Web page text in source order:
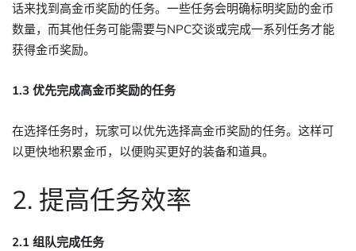
话来找到高金币奖励的任务。一些任务会明确标明奖励的金币
数量，而其他任务可能需要与NPC交谈或完成一系列任务才能
获得金币奖励。
1.3 优先完成高金币奖励的任务
在选择任务时，玩家可以优先选择高金币奖励的任务。这样可
以更快地积累金币，以便购买更好的装备和道具。
2. 提高任务效率
2.1 组队完成任务